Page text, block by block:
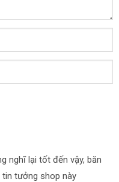
nghĩ lại tốt đến vậy, băn
tin tưởng shop này